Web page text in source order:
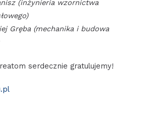
(inżynieria wzornictwa
Gręba (mechanika i budowa
serdecznie gratulujemy!